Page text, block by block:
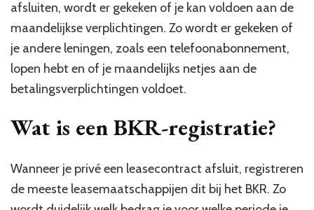
afsluiten, wordt er gekeken of je kan voldoen aan de
maandelijkse verplichtingen. Zo wordt er gekeken of
je andere leningen, zoals een telefoonabonnement,
lopen hebt en of je maandelijks netjes aan de
betalingsverplichtingen voldoet.
Wat is een BKR-registratie?
Wanneer je privé een leasecontract afsluit, registreren
de meeste leasemaatschappijen dit bij het BKR. Zo